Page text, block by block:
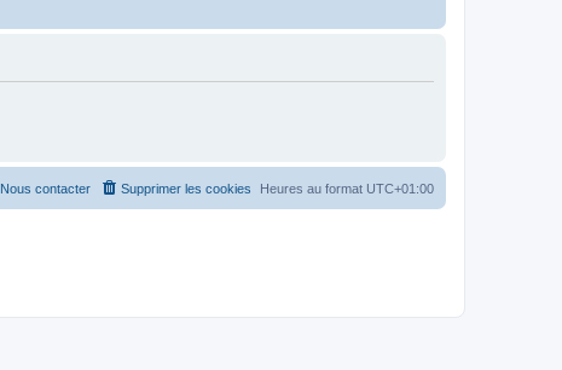
Heures au format UTC+01:00
Supprimer les cookies
Nous contacter